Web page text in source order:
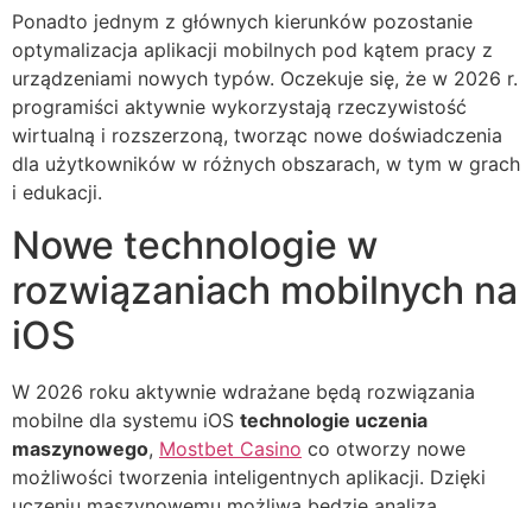
Ponadto jednym z głównych kierunków pozostanie
optymalizacja aplikacji mobilnych pod kątem pracy z
urządzeniami nowych typów. Oczekuje się, że w 2026 r.
programiści aktywnie wykorzystają rzeczywistość
wirtualną i rozszerzoną, tworząc nowe doświadczenia
dla użytkowników w różnych obszarach, w tym w grach
i edukacji.
Nowe technologie w
rozwiązaniach mobilnych na
iOS
W 2026 roku aktywnie wdrażane będą rozwiązania
mobilne dla systemu iOS technologie uczenia
maszynowego, Mostbet Casino co otworzy nowe
możliwości tworzenia inteligentnych aplikacji. Dzięki